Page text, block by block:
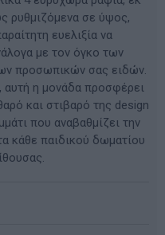
ρυθμιζόμενα σε ύψος,
ευελιξία να
με τον όγκο των
προσωπικών σας ειδών.
αυτή η μονάδα προσφέρει
και στιβαρό της design
που αναβαθμίζει την
κάθε παιδικού δωματίου